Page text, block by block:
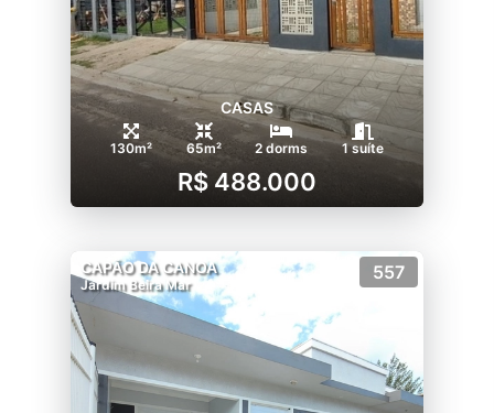
CASAS
130m² 65m² 2 dorms 1 suíte
R$ 488.000
CAPÃO DA CANOA
Jardim Beira Mar
557